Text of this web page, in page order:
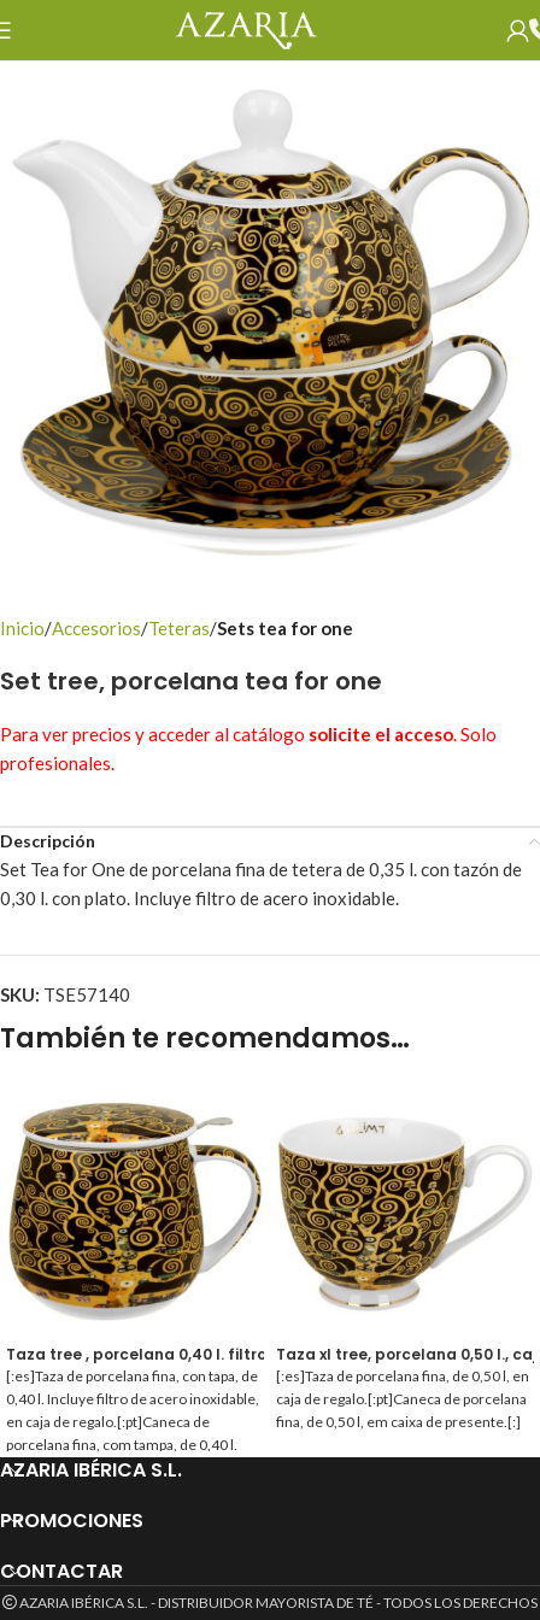
Inicio Accesorios Teteras Sets tea for one
Set tree, porcelana tea for one
Para ver precios y acceder al catálogo solicite el acceso. Solo
profesionales.
Descripción
Set Tea for One de porcelana fina de tetera de 0,35 l. con tazón de
0,30 l. con plato. Incluye filtro de acero inoxidable.
SKU: TSE57140
También te recomendamos…
Taza tree , porcelana 0,40 l. filtro y tapa
[:es]Taza de porcelana fina, con tapa, de
0,40 l. Incluye filtro de acero inoxidable,
en caja de regalo.[:pt]Caneca de
porcelana fina, com tampa, de 0,40 l.
Inclui filtro de aço inoxidável, em caixa
Taza xl tree, porcelana 0,50 l.,
[:es]Taza de porcelana fina, de 0,50 l, en
caja de regalo.[:pt]Caneca de porcelana
fina, de 0,50 l, em caixa de presente.[:]
AZARIA IBÉRICA S.L.
PROMOCIONES
CONTACTAR
AZARIA IBÉRICA S.L. - DISTRIBUIDOR MAYORISTA DE TÉ - TODOS LOS DERECHOS